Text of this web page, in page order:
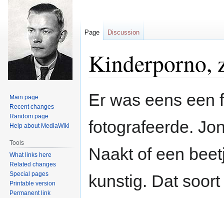
Kinderporno,
to
to
Er was eens een
fotografeerde.
Naakt of een
kunstig. Dat
Page Discussion
Main page
Recent changes
Random page
Help about MediaWiki
Tools
What links here
Related changes
Special pages
Printable version
Permanent link